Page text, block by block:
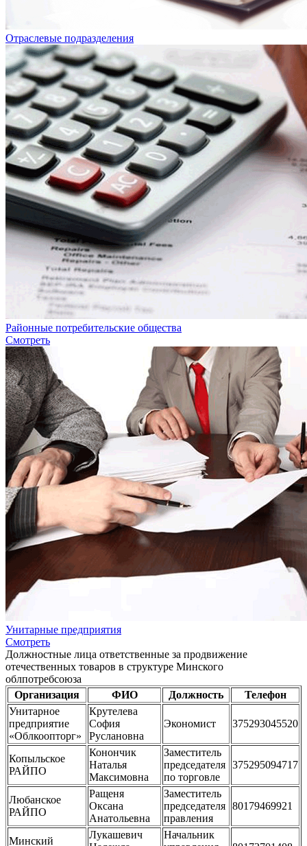
Отраслевые подразделения
Районные потребительские общества
Смотреть
Унитарные предприятия
Смотреть
Должностные лица ответственные за продвижение
отечественных товаров в структуре Минского
облпотребсоюза
Организация
ФИО Должность
Телефон
Унитарное
предприятие
«Облкоопторг»
Крутелева
София
Руслановна
Экономист 375293045520
Копыльское
РАЙПО
Конончик
Наталья
Максимовна
Заместитель
председателя
по торговле
375295094717
Любанское
РАЙПО
Ращеня
Оксана
Анатольевна
Заместитель
председателя
правления
80179469921
Минский
Лукашевич
Начальник